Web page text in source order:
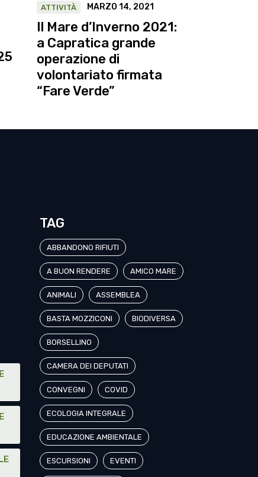
ATTIVITÀ MARZO 14, 2021
Il Mare d’Inverno 2021:
a Capratica grande
operazione di
volontariato firmata
“Fare Verde”
TAG
ABBANDONO RIFIUTI
A BUON RENDERE AMICO MARE
ANIMALI ASSEMBLEA
BASTA MOZZICONI BIODIVERSA
BORSELLINO
CAMERA DEI DEPUTATI
CONVEGNI COVID
ECOLOGIA INTEGRALE
EDUCAZIONE AMBIENTALE
ESCURSIONI EVENTI